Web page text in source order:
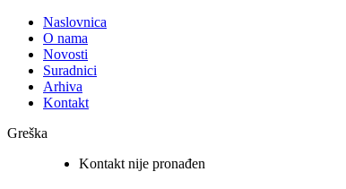
Naslovnica
O nama
Novosti
Suradnici
Arhiva
Kontakt
Greška
Kontakt nije pronađen